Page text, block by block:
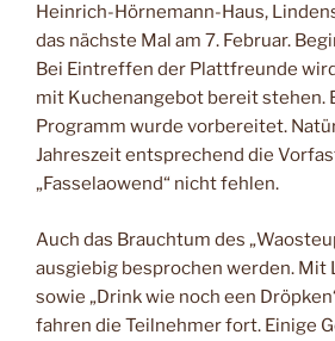
Heinrich-Hörnemann-Haus,
das nächste Mal am 7. Februar.
Bei Eintreffen der Plattfreunde
mit Kuchenangebot bereit stehen.
Programm wurde vorbereitet.
Jahreszeit entsprechend die
„Fasselaowend“ nicht fehlen.
Auch das Brauchtum des
ausgiebig besprochen werden. Mit
sowie „Drink wie noch een
fahren die Teilnehmer fort. Einige